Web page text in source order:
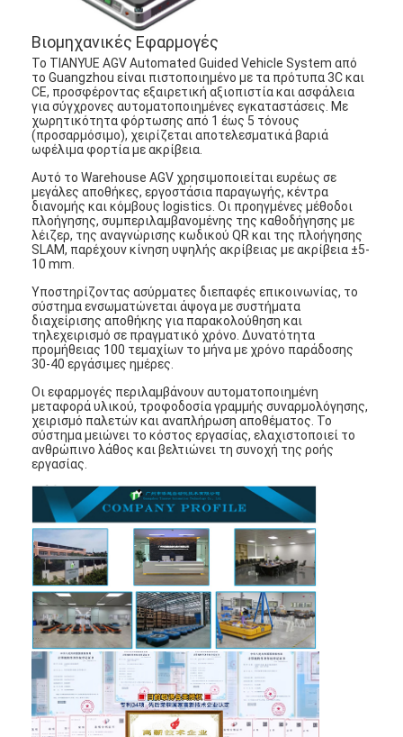
Βιομηχανικές Εφαρμογές
Το TIANYUE AGV Automated Guided Vehicle System από
το Guangzhou είναι πιστοποιημένο με τα πρότυπα 3C και
CE, προσφέροντας εξαιρετική αξιοπιστία και ασφάλεια
για σύγχρονες αυτοματοποιημένες εγκαταστάσεις. Με
χωρητικότητα φόρτωσης από 1 έως 5 τόνους
(προσαρμόσιμο), χειρίζεται αποτελεσματικά βαριά
ωφέλιμα φορτία με ακρίβεια.
Αυτό το Warehouse AGV χρησιμοποιείται ευρέως σε
μεγάλες αποθήκες, εργοστάσια παραγωγής, κέντρα
διανομής και κόμβους logistics. Οι προηγμένες μέθοδοι
πλοήγησης, συμπεριλαμβανομένης της καθοδήγησης με
λέιζερ, της αναγνώρισης κωδικού QR και της πλοήγησης
SLAM, παρέχουν κίνηση υψηλής ακρίβειας με ακρίβεια ±5-
10 mm.
Υποστηρίζοντας ασύρματες διεπαφές επικοινωνίας, το
σύστημα ενσωματώνεται άψογα με συστήματα
διαχείρισης αποθήκης για παρακολούθηση και
τηλεχειρισμό σε πραγματικό χρόνο. Δυνατότητα
προμήθειας 100 τεμαχίων το μήνα με χρόνο παράδοσης
30-40 εργάσιμες ημέρες.
Οι εφαρμογές περιλαμβάνουν αυτοματοποιημένη
μεταφορά υλικού, τροφοδοσία γραμμής συναρμολόγησης,
χειρισμό παλετών και αναπλήρωση αποθέματος. Το
σύστημα μειώνει το κόστος εργασίας, ελαχιστοποιεί το
ανθρώπινο λάθος και βελτιώνει τη συνοχή της ροής
εργασίας.